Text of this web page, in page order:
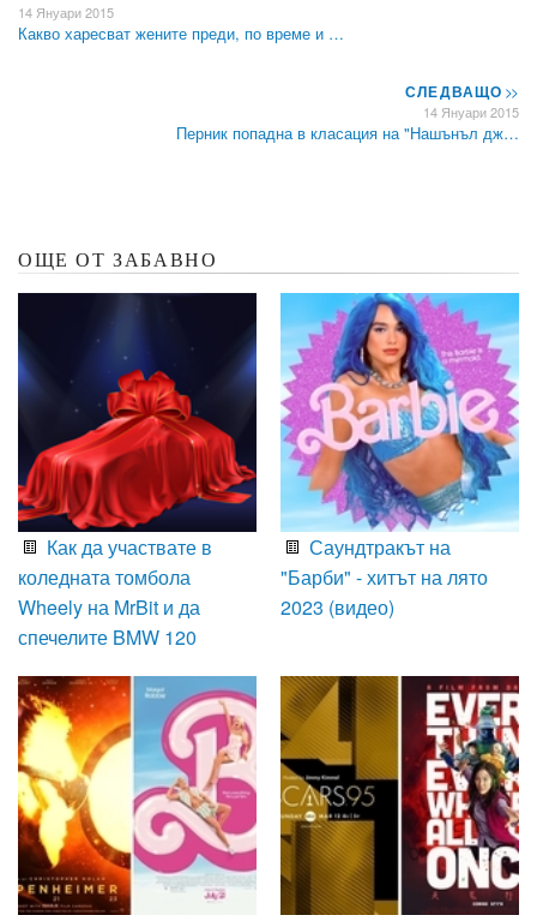
14 Януари 2015
Какво харесват жените преди, по време и …
СЛЕДВАЩО>>
14 Януари 2015
Перник попадна в класация на "Нашънъл дж…
ОЩЕ ОТ ЗАБАВНО
Как да участвате в
коледната томбола
Wheely на MrBit и да
спечелите BMW 120
Саундтракът на
"Барби" - хитът на лято
2023 (видео)